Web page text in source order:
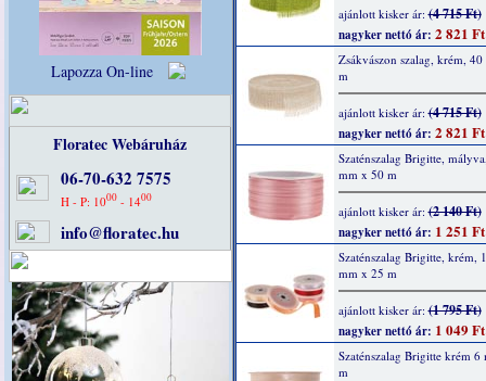
Lapozza On-line
Floratec Webáruház
06-70-632 7575
H - P: 1000 - 1400
info@floratec.hu
ajánlott kisker ár:(4 715 Ft)
nagyker nettó ár: 2 821 Ft
Zsákvászon szalag, krém,
m
ajánlott kisker ár:(4 715 Ft)
nagyker nettó ár: 2 821 Ft
Szaténszalag Brigitte,
mm x 50 m
ajánlott kisker ár:(2 140 Ft)
nagyker nettó ár: 1 251 Ft
Szaténszalag Brigitte, krém,
mm x 25 m
ajánlott kisker ár:(1 795 Ft)
nagyker nettó ár: 1 049 Ft
Szaténszalag Brigitte krém 6
m